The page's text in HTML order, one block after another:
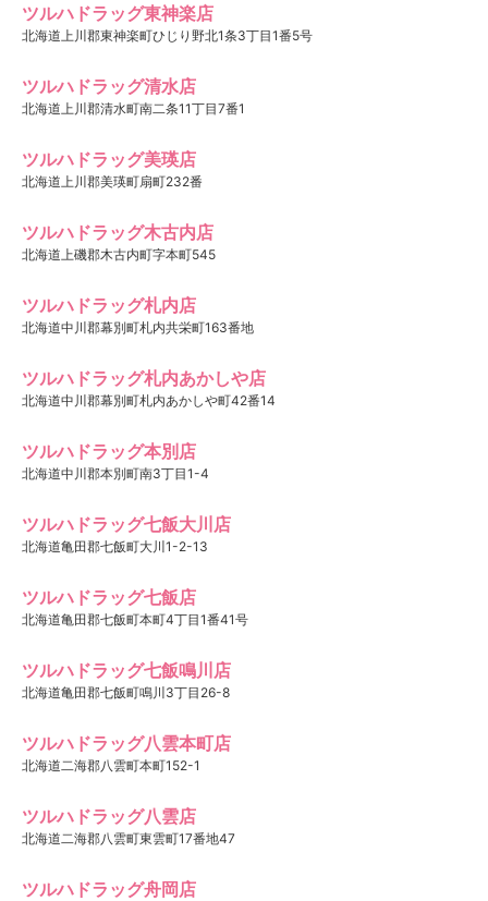
ツルハドラッグ東神楽店
北海道上川郡東神楽町ひじり野北1条3丁目1番5号
ツルハドラッグ清水店
北海道上川郡清水町南二条11丁目7番1
ツルハドラッグ美瑛店
北海道上川郡美瑛町扇町232番
ツルハドラッグ木古内店
北海道上磯郡木古内町字本町545
ツルハドラッグ札内店
北海道中川郡幕別町札内共栄町163番地
ツルハドラッグ札内あかしや店
北海道中川郡幕別町札内あかしや町42番14
ツルハドラッグ本別店
北海道中川郡本別町南3丁目1-4
ツルハドラッグ七飯大川店
北海道亀田郡七飯町大川1-2-13
ツルハドラッグ七飯店
北海道亀田郡七飯町本町4丁目1番41号
ツルハドラッグ七飯鳴川店
北海道亀田郡七飯町鳴川3丁目26-8
ツルハドラッグ八雲本町店
北海道二海郡八雲町本町152-1
ツルハドラッグ八雲店
北海道二海郡八雲町東雲町17番地47
ツルハドラッグ舟岡店